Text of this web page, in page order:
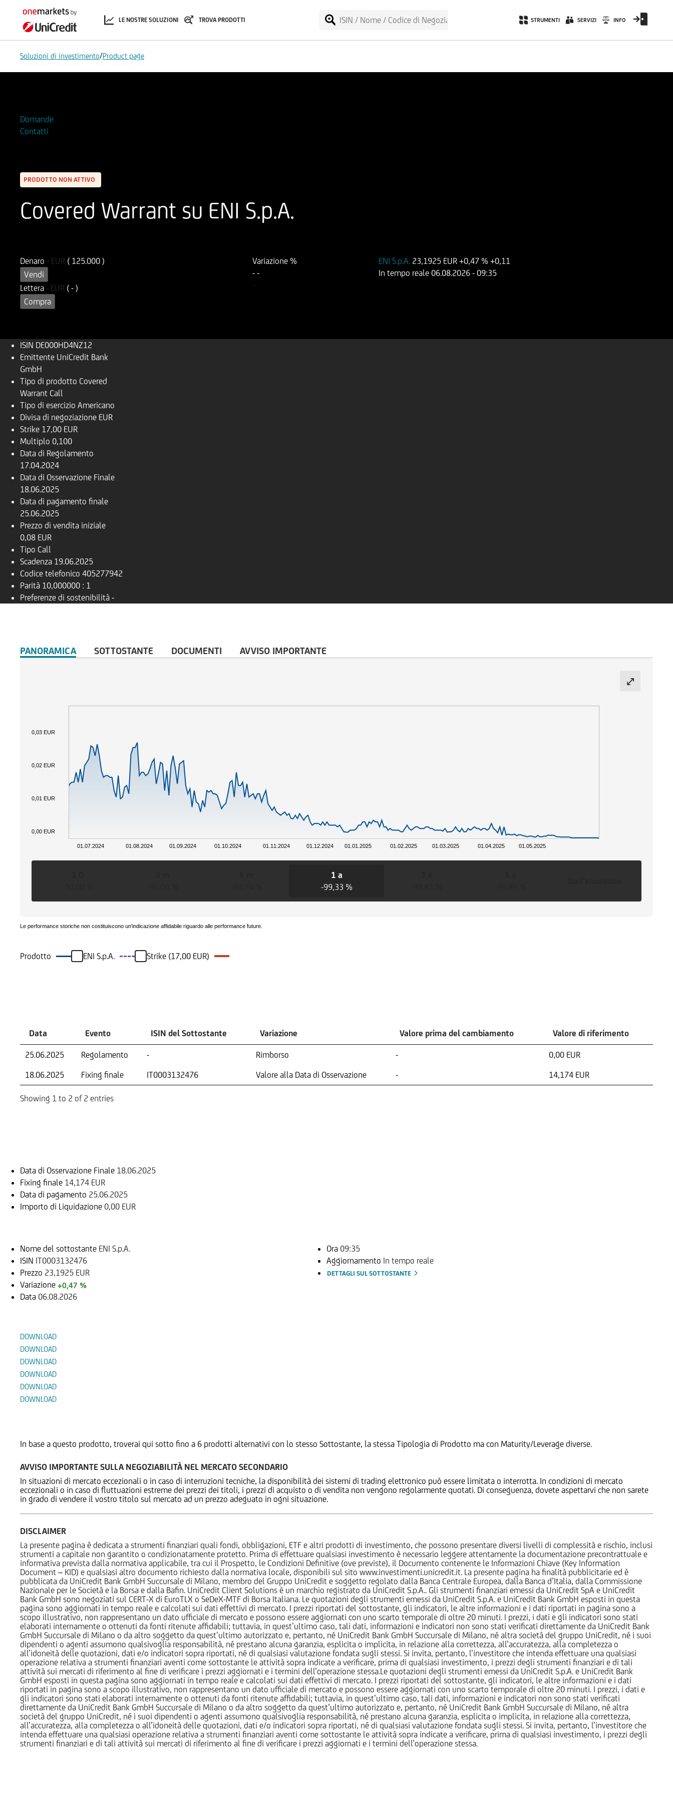
LE NOSTRE SOLUZIONI TROVA PRODOTTI STRUMENTI SERVIZI INFO
Soluzioni di investimento/Product page
Domande
Contatti
PRODOTTO NON ATTIVO
Covered Warrant su ENI S.p.A.
Denaro - EUR ( 125.000 )
Vendi
Lettera - EUR ( - )
Compra
Variazione %
--
-
ENI S.p.A. 23,1925 EUR +0,47 %+0,11
In tempo reale 06.08.2026 - 09:35
ISIN DE000HD4NZ12
Emittente UniCredit Bank
GmbH
Tipo di prodotto Covered
Warrant Call
Tipo di esercizio Americano
Divisa di negoziazione EUR
Strike 17,00 EUR
Multiplo 0,100
Data di Regolamento
17.04.2024
Data di Osservazione Finale
18.06.2025
Data di pagamento finale
25.06.2025
Prezzo di vendita iniziale
0,08 EUR
Tipo Call
Scadenza 19.06.2025
Codice telefonico 405277942
Parità 10,000000 : 1
Preferenze di sostenibilità -
PANORAMICA SOTTOSTANTE DOCUMENTI AVVISO IMPORTANTE
01.07.2024 01.08.2024 01.09.2024 01.10.2024 01.11.2024 01.12.2024 01.01.2025 01.02.2025 01.03.2025 01.04.2025 01.05.2025
0,00 EUR
0,01 EUR
0,02 EUR
0,03 EUR
1 a
-99,33 %
Le performance storiche non costituiscono un'indicazione affidabile riguardo alle performance future.
Prodotto ENI S.p.A. Strike (17,00 EUR)
Data Evento ISIN del Sottostante Variazione Valore prima del cambiamento Valore di riferimento
25.06.2025 Regolamento - Rimborso -
0,00 EUR
18.06.2025
Fixing finale IT0003132476 Valore alla Data di Osservazione - 14,174 EUR
Showing 1 to 2 of 2 entries
Data di Osservazione Finale 18.06.2025
Fixing finale 14,174 EUR
Data di pagamento 25.06.2025
Importo di Liquidazione 0,00 EUR
Nome del sottostante ENI S.p.A.
ISIN IT0003132476
Prezzo 23,1925 EUR
Variazione +0,47 %
Data 06.08.2026
Ora 09:35
Aggiornamento In tempo reale
DETTAGLI SUL SOTTOSTANTE
DOWNLOAD
DOWNLOAD
DOWNLOAD
DOWNLOAD
DOWNLOAD
DOWNLOAD
In base a questo prodotto, troverai qui sotto fino a 6 prodotti alternativi con lo stesso Sottostante, la stessa Tipologia di Prodotto ma con Maturity/Leverage diverse.
AVVISO IMPORTANTE SULLA NEGOZIABILITÀ NEL MERCATO SECONDARIO
In situazioni di mercato eccezionali o in caso di interruzioni tecniche, la disponibilità dei sistemi di trading elettronico può essere limitata o interrotta. In condizioni di mercato
eccezionali o in caso di fluttuazioni estreme dei prezzi dei titoli, i prezzi di acquisto o di vendita non vengono regolarmente quotati. Di conseguenza, dovete aspettarvi che non sarete
in grado di vendere il vostro titolo sul mercato ad un prezzo adeguato in ogni situazione.
DISCLAIMER
La presente pagina è dedicata a strumenti finanziari quali fondi, obbligazioni, ETF e altri prodotti di investimento, che possono presentare diversi livelli di complessità e rischio, inclusi
strumenti a capitale non garantito o condizionatamente protetto. Prima di effettuare qualsiasi investimento è necessario leggere attentamente la documentazione precontrattuale e
informativa prevista dalla normativa applicabile, tra cui il Prospetto, le Condizioni Definitive (ove previste), il Documento contenente le Informazioni Chiave (Key Information
Document – KID) e qualsiasi altro documento richiesto dalla normativa locale, disponibili sul sito www.investimenti.unicredit.it. La presente pagina ha finalità pubblicitarie ed è
pubblicata da UniCredit Bank GmbH Succursale di Milano, membro del Gruppo UniCredit e soggetto regolato dalla Banca Centrale Europea, dalla Banca d’Italia, dalla Commissione
Nazionale per le Società e la Borsa e dalla Bafin. UniCredit Client Solutions è un marchio registrato da UniCredit S.p.A.. Gli strumenti finanziari emessi da UniCredit SpA e UniCredit
Bank GmbH sono negoziati sul CERT-X di EuroTLX o SeDeX-MTF di Borsa Italiana. Le quotazioni degli strumenti emessi da UniCredit S.p.A. e UniCredit Bank GmbH esposti in questa
pagina sono aggiornati in tempo reale e calcolati sui dati effettivi di mercato. I prezzi riportati del sottostante, gli indicatori, le altre informazioni e i dati riportati in pagina sono a
scopo illustrativo, non rappresentano un dato ufficiale di mercato e possono essere aggiornati con uno scarto temporale di oltre 20 minuti. I prezzi, i dati e gli indicatori sono stati
elaborati internamente o ottenuti da fonti ritenute affidabili; tuttavia, in quest’ultimo caso, tali dati, informazioni e indicatori non sono stati verificati direttamente da UniCredit Bank
GmbH Succursale di Milano o da altro soggetto da quest’ultimo autorizzato e, pertanto, né UniCredit Bank GmbH Succursale di Milano, né altra società del gruppo UniCredit, né i suoi
dipendenti o agenti assumono qualsivoglia responsabilità, né prestano alcuna garanzia, esplicita o implicita, in relazione alla correttezza, all’accuratezza, alla completezza o
all’idoneità delle quotazioni, dati e/o indicatori sopra riportati, né di qualsiasi valutazione fondata sugli stessi. Si invita, pertanto, l’investitore che intenda effettuare una qualsiasi
operazione relativa a strumenti finanziari aventi come sottostante le attività sopra indicate a verificare, prima di qualsiasi investimento, i prezzi degli strumenti finanziari e di tali
attività sui mercati di riferimento al fine di verificare i prezzi aggiornati e i termini dell’operazione stessa.Le quotazioni degli strumenti emessi da UniCredit S.p.A. e UniCredit Bank
GmbH esposti in questa pagina sono aggiornati in tempo reale e calcolati sui dati effettivi di mercato. I prezzi riportati del sottostante, gli indicatori, le altre informazioni e i dati
riportati in pagina sono a scopo illustrativo, non rappresentano un dato ufficiale di mercato e possono essere aggiornati con uno scarto temporale di oltre 20 minuti. I prezzi, i dati e
gli indicatori sono stati elaborati internamente o ottenuti da fonti ritenute affidabili; tuttavia, in quest’ultimo caso, tali dati, informazioni e indicatori non sono stati verificati
direttamente da UniCredit Bank GmbH Succursale di Milano o da altro soggetto da quest’ultimo autorizzato e, pertanto, né UniCredit Bank GmbH Succursale di Milano, né altra
società del gruppo UniCredit, né i suoi dipendenti o agenti assumono qualsivoglia responsabilità, né prestano alcuna garanzia, esplicita o implicita, in relazione alla correttezza,
all’accuratezza, alla completezza o all’idoneità delle quotazioni, dati e/o indicatori sopra riportati, né di qualsiasi valutazione fondata sugli stessi. Si invita, pertanto, l’investitore che
intenda effettuare una qualsiasi operazione relativa a strumenti finanziari aventi come sottostante le attività sopra indicate a verificare, prima di qualsiasi investimento, i prezzi degli
strumenti finanziari e di tali attività sui mercati di riferimento al fine di verificare i prezzi aggiornati e i termini dell’operazione stessa.